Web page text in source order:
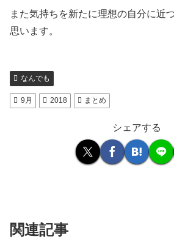
また気持ちを新たに理想の自分に近
思います。
なんでも
9月 2018 まとめ
シェアする
関連記事